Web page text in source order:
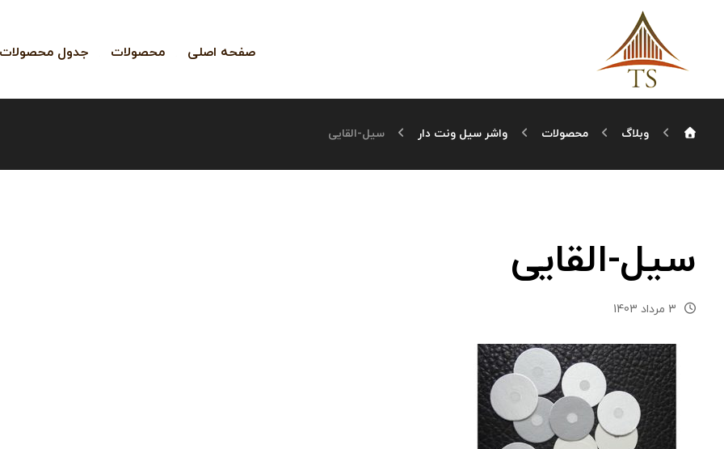
صفحه اصلی محصولات جدول محصولات
وبلاگ محصولات واشر سیل ونت دار سیل-القایی
سیل-القایی
3 مرداد 1403